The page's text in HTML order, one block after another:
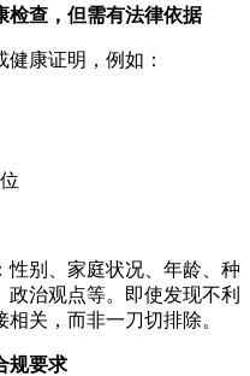
检查，但需有法律依据
康证明，例如：
性别、家庭状况、年龄、种
治观点等。即使发现不利
关，而非一刀切排除。
规要求